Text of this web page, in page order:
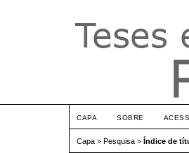
CAPA SOBRE
Capa > Pesquisa > Índice de